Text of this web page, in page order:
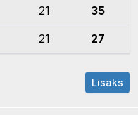
21 35
21 27
Lisaks